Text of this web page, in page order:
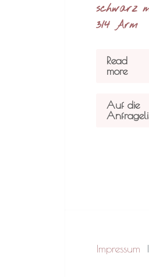
schwarz
3/4 Arm
Read
more
Auf die
Impressum